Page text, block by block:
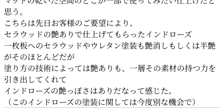
思う。
こちらは先日お客様のご要望により、
セラウッドの艶ありで仕上げてもらったインドローズ
一枚板へのセラウッドやウレタン塗装も艶消しもしくは半艶
がそのほとんどだが
塗り方の技術によっては艶ありも、一層その素材の持つ力を
引き出してくれて
インドローズの艶っぽさはありだなって感じた。
（このインドローズの塗装に関しては今度別な機会で）